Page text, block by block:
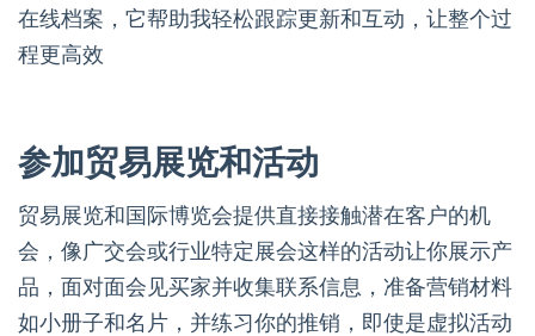
在线档案，它帮助我轻松跟踪更新和互动，让整个过
程更高效
参加贸易展览和活动
贸易展览和国际博览会提供直接接触潜在客户的机
会，像广交会或行业特定展会这样的活动让你展示产
品，面对面会见买家并收集联系信息，准备营销材料
如小册子和名片，并练习你的推销，即使是虚拟活动